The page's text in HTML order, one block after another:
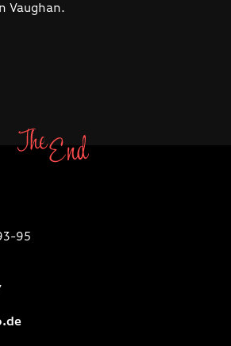
Vaughan.
95